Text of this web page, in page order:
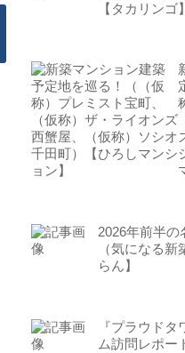
【タカリンゴ】
2026年前半の
（気になる
らん】
『プラウド
ム訪問レポー